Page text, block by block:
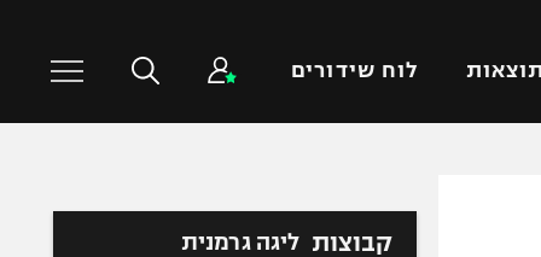
תוצאות לוח שידורים
טניס
קבוצות ליגה גרמנית